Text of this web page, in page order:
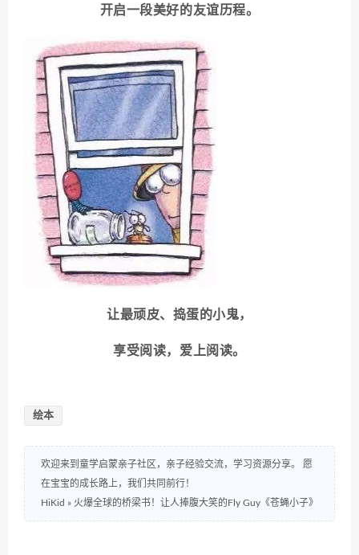
开启一段美好的友谊历程。
让最顽皮、捣蛋的小鬼，
享受阅读，爱上阅读。
绘本
欢迎来到童学启蒙亲子社区，亲子经验交流，学习资源分享。 愿
在宝宝的成长路上，我们共同前行！
HiKid » 火爆全球的桥梁书！让人捧腹大笑的Fly Guy《苍蝇小子》